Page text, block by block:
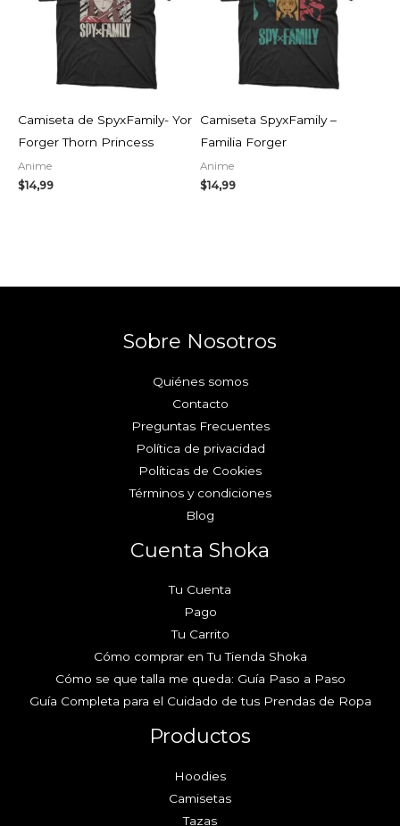
Camiseta de SpyxFamily- Yor
Forger Thorn Princess
Anime
$14,99
Camiseta SpyxFamily –
Familia Forger
Anime
$14,99
Sobre Nosotros
Quiénes somos
Contacto
Preguntas Frecuentes
Política de privacidad
Políticas de Cookies
Términos y condiciones
Blog
Cuenta Shoka
Tu Cuenta
Pago
Tu Carrito
Cómo comprar en Tu Tienda Shoka
Cómo se que talla me queda: Guía Paso a Paso
Guía Completa para el Cuidado de tus Prendas de Ropa
Productos
Hoodies
Camisetas
Tazas